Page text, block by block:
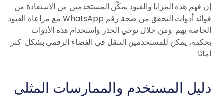
إن فهم هذه المزايا والقيود يمكّن المستخدمين من الاستفادة من
فوائد أدوات التحقق من صحة رقم WhatsApp مع مراعاة القيود
الخاصة بهم. ومن خلال توخي الحذر واستخدام هذه الأدوات
بحكمة، يمكن للمستخدمين التنقل في الفضاء الرقمي بشكل أكثر
أمانًا.
دليل المستخدم والممارسات المثلى